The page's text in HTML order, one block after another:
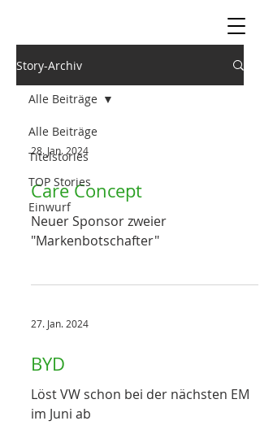
Story-Archiv
Alle Beiträge
Titelstories
TOP Stories
Einwurf
Alle Beiträge
28. Jan. 2024
Care Concept
Neuer Sponsor zweier
"Markenbotschafter"
27. Jan. 2024
BYD
Löst VW schon bei der nächsten EM
im Juni ab